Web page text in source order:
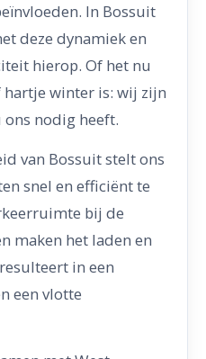
In Bossuit
deze dynamiek en
hierop. Of het nu
winter is: wij zijn
ons nodig heeft.
van Bossuit stelt ons
snel en efficiënt te
bij de
maken het laden en
in een
een vlotte